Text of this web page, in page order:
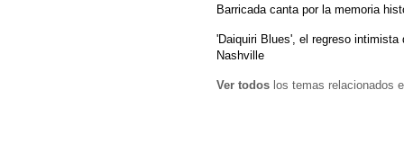
Barricada canta por la memoria
'Daiquiri Blues', el regreso intimista
Nashville
Ver todos los temas relacionados